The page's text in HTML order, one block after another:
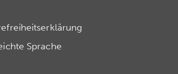
Sprache